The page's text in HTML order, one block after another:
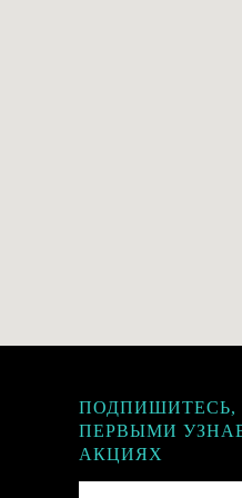
ПОДПИШИТЕСЬ,
ПЕРВЫМИ
АКЦИЯХ